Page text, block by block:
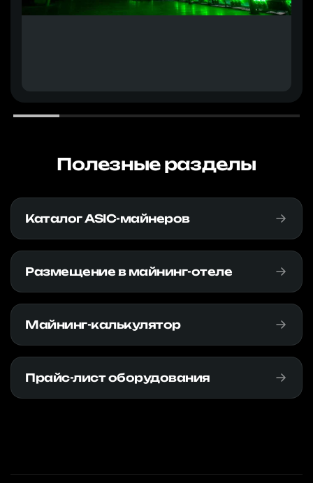
Полезные разделы
Каталог ASIC-майнеров
Размещение в майнинг-отеле
Майнинг-калькулятор
Прайс-лист оборудования